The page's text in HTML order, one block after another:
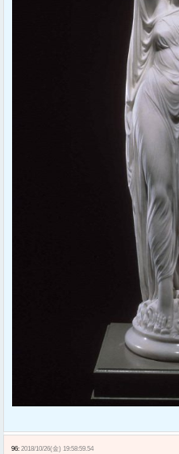
96: 2018/10/26(金) 19:58:59.54